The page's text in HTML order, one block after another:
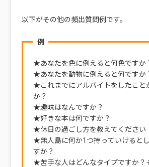
以下がその他の頻出質問例です。
例
★あなたを色に例えると何色ですか
★あなたを動物に例えると何ですか
★これまでにアルバイトをしたこと
か？
★趣味はなんですか？
★好きな本は何ですか？
★休日の過ごし方を教えてください
★無人島に何か1つ持っていけると
すか？
★苦手な人はどんなタイプですか？